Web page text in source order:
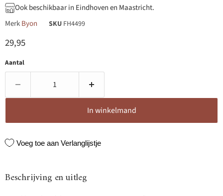
Ook beschikbaar in Eindhoven en Maastricht.
MerkByon SKU FH4499
Huidige prijs
29,95
Aantal
In winkelmand
Voeg toe aan Verlanglijstje
Beschrijving en uitleg